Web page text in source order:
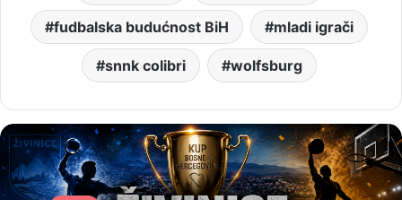
fudbalska budućnost BiH mladi igrači
snnk colibri wolfsburg